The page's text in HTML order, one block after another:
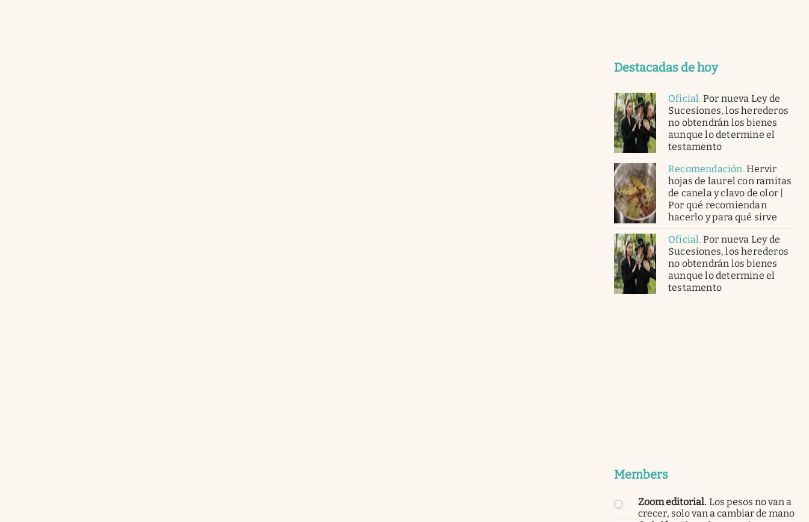
Destacadas de hoy
Oficial. Por nueva Ley de
Sucesiones, los herederos
no obtendrán los bienes
aunque lo determine el
testamento
Recomendación.Hervir
hojas de laurel con ramitas
de canela y clavo de olor |
Por qué recomiendan
hacerlo y para qué sirve
Oficial. Por nueva Ley de
Sucesiones, los herederos
no obtendrán los bienes
aunque lo determine el
testamento
Members
Zoom editorial. Los pesos no van a
crecer, solo van a cambiar de mano